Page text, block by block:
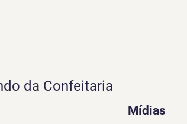
da Confeitaria
Mídias